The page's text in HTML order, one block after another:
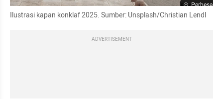
Perbesar
Ilustrasi kapan konklaf 2025. Sumber: Unsplash/Christian Lendl
ADVERTISEMENT